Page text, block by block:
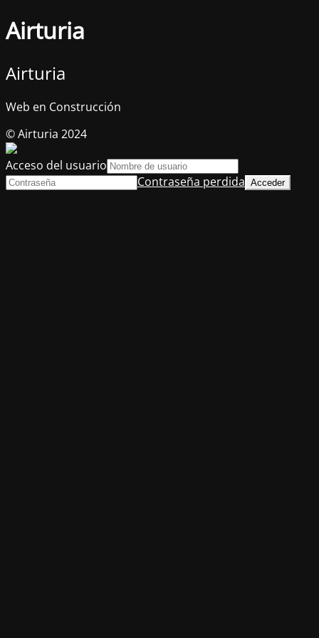
Airturia
Airturia
Web en Construcción
© Airturia 2024
Acceso del usuario
Contraseña perdida